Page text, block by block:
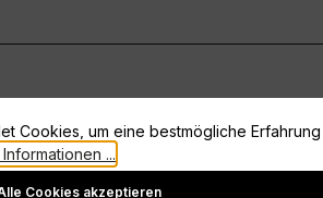
Cookies, um eine bestmögliche Erfahrung
...
Cookies akzeptieren